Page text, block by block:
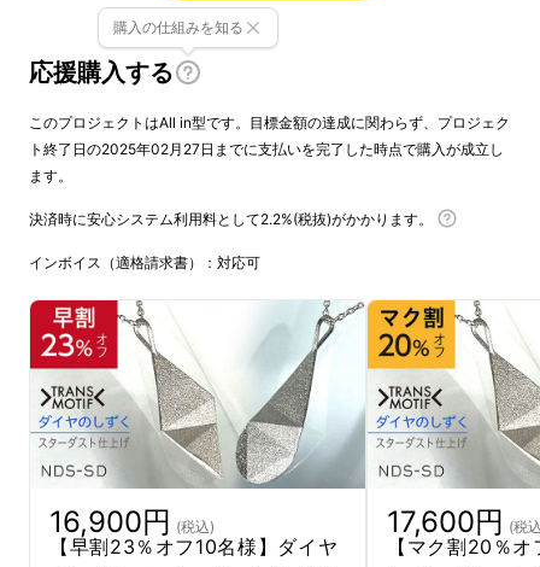
見る方向でカタチが変わるシルバーアクセ。
覚変身トランスモティーフ
人者、明治大学の杉原厚吉先生との出会い
始まりました。
応援購入する
購入の仕組みを知る
このプロジェクトはAll in型です。目標金額の達成に関わらず、プロジェク
ト終了日の2025年02月27日までに支払いを完了した時点で購入が成立し
ます。
決済時に安心システム利用料として2.2%(税抜)がかかります。
インボイス（適格請求書）：対応可
16,900円 (税込)
【早割23％オフ10名様】ダイヤ
17,600円 (税
【マク割20％